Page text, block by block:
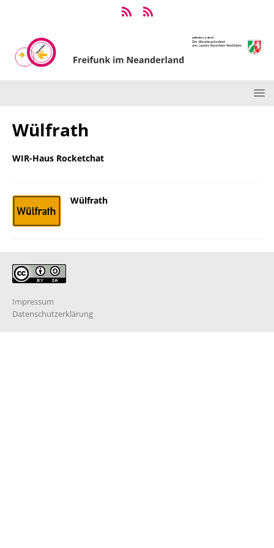
Wülfrath
WIR-Haus Rocketchat
Wülfrath
Impressum
Datenschutzerklärung